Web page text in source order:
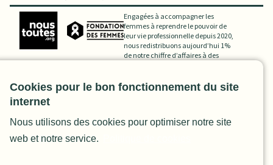
Cookies pour le bon fonctionnement du site
internet
Nous utilisons des cookies pour optimiser notre site
web et notre service.
Engagées à accompagner les
femmes à reprendre le pouvoir de
leur vie professionnelle depuis 2020,
nous redistribuons aujourd’hui 1%
de notre chiffre d’affaires à des
faites aux femmes.
Mentions Légales